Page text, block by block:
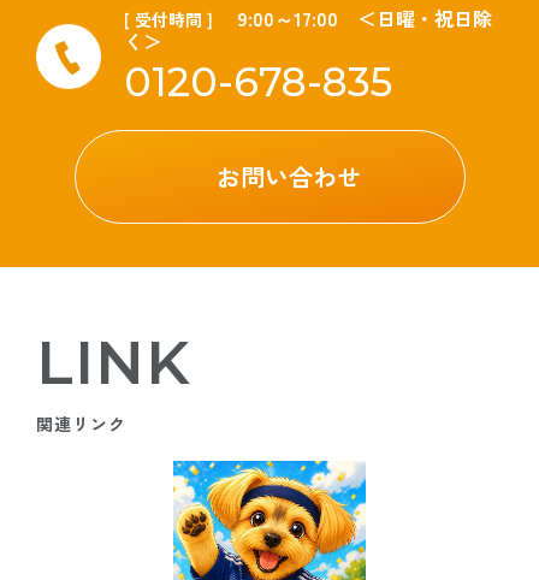
[ 受付時間 ] 9:00～17:00 ＜日曜・祝日除
く＞
0120-678-835
お問い合わせ
LINK
関連リンク